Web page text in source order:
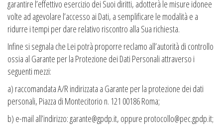
garantire l’effettivo esercizio dei Suoi diritti, adotterà le misure idonee
volte ad agevolare l’accesso ai Dati, a semplificare le modalità e a
ridurre i tempi per dare relativo riscontro alla Sua richiesta.
Infine si segnala che Lei potrà proporre reclamo all’autorità di controllo
ossia al Garante per la Protezione dei Dati Personali attraverso i
seguenti mezzi:
a) raccomandata A/R indirizzata a Garante per la protezione dei dati
personali, Piazza di Montecitorio n. 121 00186 Roma;
b) e-mail all’indirizzo: garante@gpdp.it, oppure protocollo@pec.gpdp.it;